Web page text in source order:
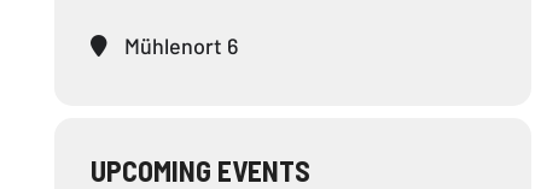
Mühlenort 6
UPCOMING EVENTS